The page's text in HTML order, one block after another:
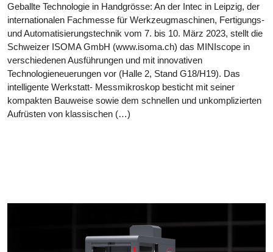
Geballte Technologie in Handgrösse: An der Intec in Leipzig, der
internationalen Fachmesse für Werkzeugmaschinen, Fertigungs-
und Automatisierungstechnik vom 7. bis 10. März 2023, stellt die
Schweizer ISOMA GmbH (www.isoma.ch) das MINIscope in
verschiedenen Ausführungen und mit innovativen
Technologieneuerungen vor (Halle 2, Stand G18/H19). Das
intelligente Werkstatt- Messmikroskop besticht mit seiner
kompakten Bauweise sowie dem schnellen und unkomplizierten
Aufrüsten von klassischen (…)